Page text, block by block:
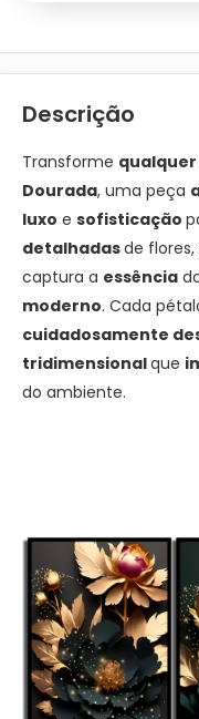
Descrição
Transforme qualquer
Dourada, uma peça
luxo e sofisticação
detalhadasde
captura a essência
moderno. Cada
cuidadosamente
tridimensionalque
do ambiente.